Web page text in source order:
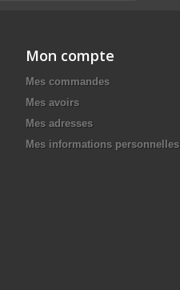
Mon compte
Mes commandes
Mes avoirs
Mes adresses
Mes informations personnelles